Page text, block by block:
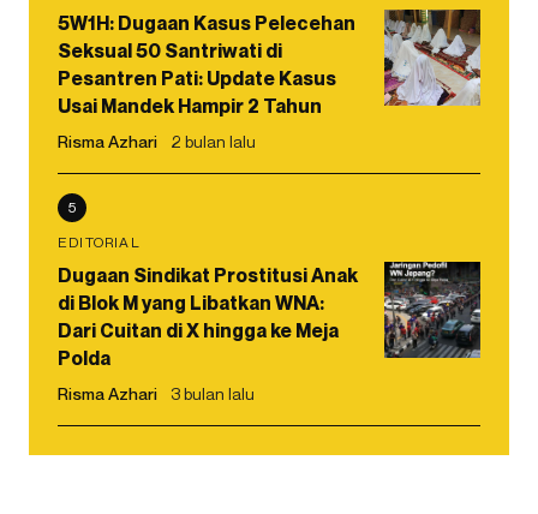
5W1H: Dugaan Kasus Pelecehan
Seksual 50 Santriwati di
Pesantren Pati: Update Kasus
Usai Mandek Hampir 2 Tahun
Risma Azhari 2 bulan lalu
5
EDITORIAL
Dugaan Sindikat Prostitusi Anak
di Blok M yang Libatkan WNA:
Dari Cuitan di X hingga ke Meja
Polda
Risma Azhari 3 bulan lalu